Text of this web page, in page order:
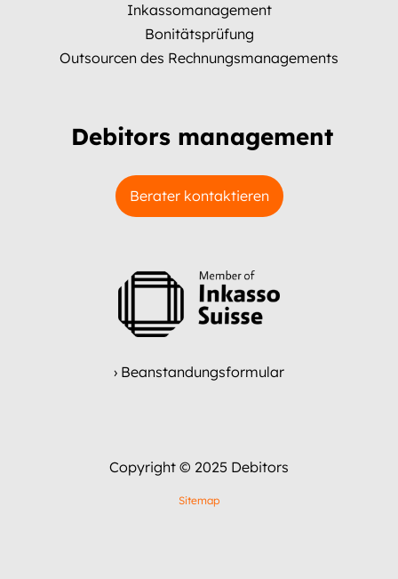
Inkassomanagement
Bonitätsprüfung
Outsourcen des Rechnungsmanagements
Debitors management
Berater kontaktieren
› Beanstandungsformular
Copyright © 2025 Debitors
Sitemap